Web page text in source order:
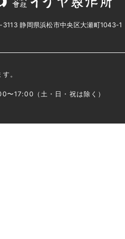
3113 静岡県浜松市中央区大瀬町1043-1
。
〜17:00（土・日・祝は除く）